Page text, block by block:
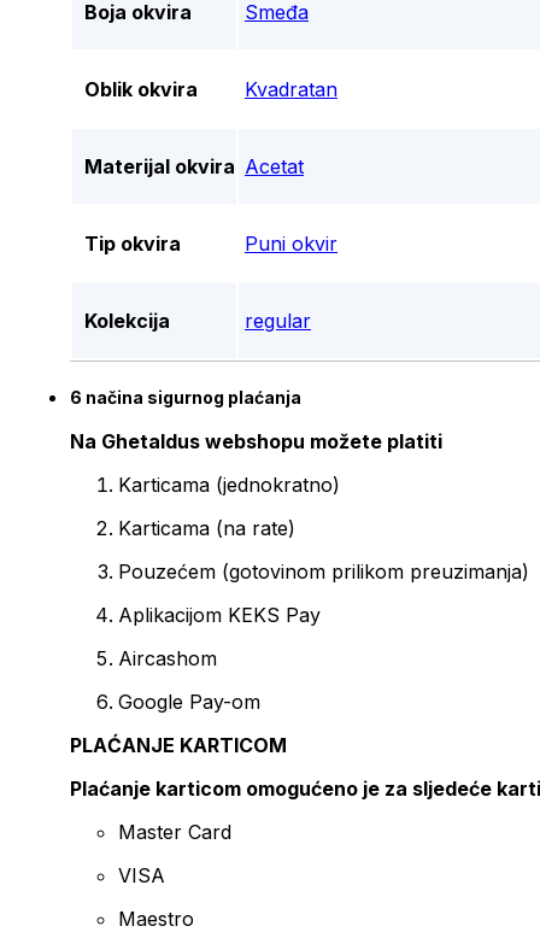
Boja okvira Smeđa
Oblik okvira Kvadratan
Materijal okvira Acetat
Tip okvira Puni okvir
Kolekcija regular
6 načina sigurnog plaćanja
Na Ghetaldus webshopu možete platiti
Karticama (jednokratno)
Karticama (na rate)
Pouzećem (gotovinom prilikom preuzimanja)
Aplikacijom KEKS Pay
Aircashom
Google Pay-om
PLAĆANJE KARTICOM
Plaćanje karticom omogućeno je za sljedeće
Master Card
VISA
Maestro